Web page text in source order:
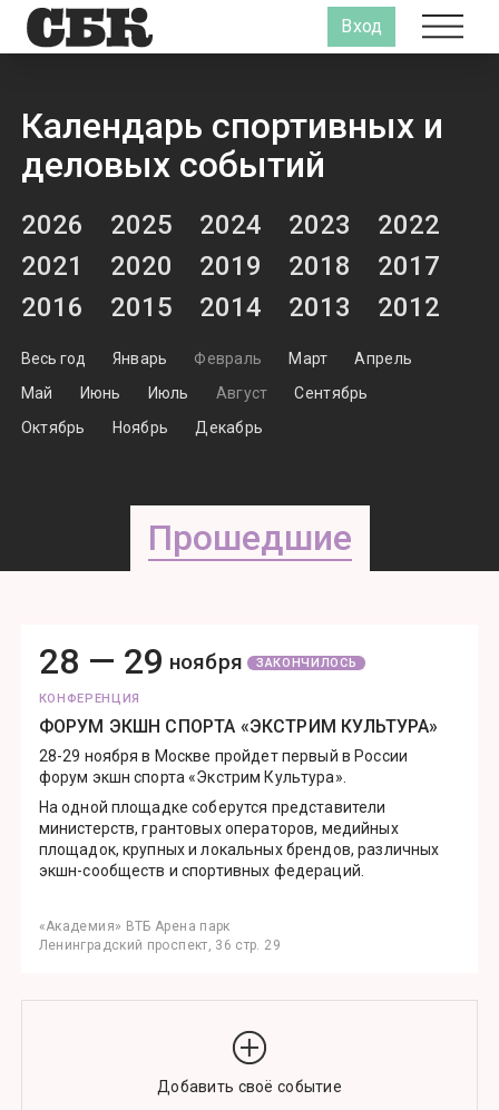
Вход
Календарь спортивных и
деловых событий
2026 2025 2024 2023
2022
2021
2020 2019 2018
2017
2016
2015 2014 2013 2012
Весь год Январь Февраль Март
Апрель
Май
Июнь Июль Август
Сентябрь
Октябрь
Ноябрь Декабрь
Прошедшие
28 — 29 ноября ЗАКОНЧИЛОСЬ
КОНФЕРЕНЦИЯ
ФОРУМ ЭКШН СПОРТА «ЭКСТРИМ КУЛЬТУРА»
28-29 ноября в Москве пройдет первый в России
форум экшн спорта «Экстрим Культура».
На одной площадке соберутся представители
министерств, грантовых операторов, медийных
площадок, крупных и локальных брендов, различных
экшн-сообществ и спортивных федераций.
«Академия» ВТБ Арена парк
Ленинградский проспект, 36 стр. 29
Добавить своё событие